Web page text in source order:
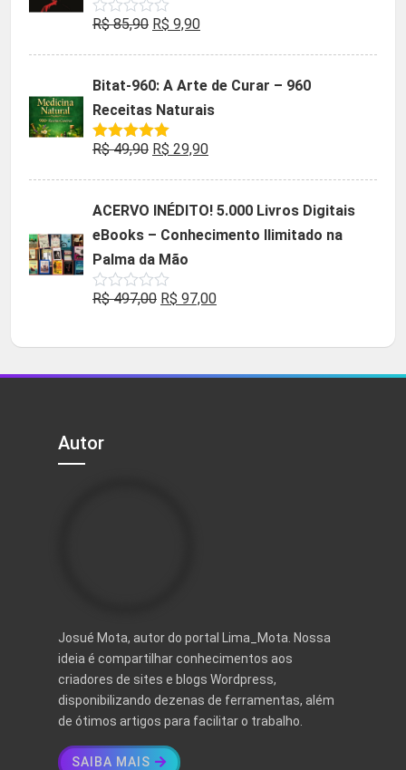
Avaliação
de
R$85,90 O
era:
R$ 85,90.
R$ 9,90O
é:
R$ 9,90.
Bitat-960: A Arte de Curar – 960
Receitas Naturais
Avaliação
R$49,90 O
era:
R$ 49,90.
R$ 29,90O
é:
R$ 29,90.
ACERVO INÉDITO! 5.000 Livros Digitais
eBooks – Conhecimento Ilimitado na
Palma da Mão
Avaliação
5
R$497,00 O
original
era:
R$ 97,00O
atual
é:
Autor
Josué Mota, autor do portal Lima_Mota. Nossa
ideia é compartilhar conhecimentos aos
criadores de sites e blogs Wordpress,
disponibilizando dezenas de ferramentas, além
de ótimos artigos para facilitar o trabalho.
SAIBA MAIS